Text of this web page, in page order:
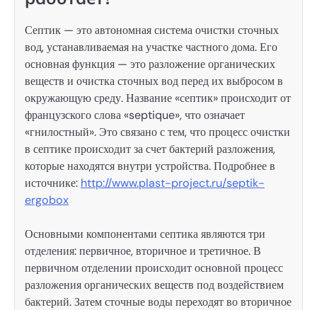
Септик — это автономная система очистки сточных
вод, устанавливаемая на участке частного дома. Его
основная функция — это разложение органических
веществ и очистка сточных вод перед их выбросом в
окружающую среду. Название «септик» происходит от
французского слова «septique», что означает
«гнилостный». Это связано с тем, что процесс очистки
в септике происходит за счет бактерий разложения,
которые находятся внутри устройства. Подробнее в
источнике: http://www.plast-project.ru/septik-
ergobox
Основными компонентами септика являются три
отделения: первичное, вторичное и третичное. В
первичном отделении происходит основной процесс
разложения органических веществ под воздействием
бактерий. Затем сточные воды переходят во вторичное